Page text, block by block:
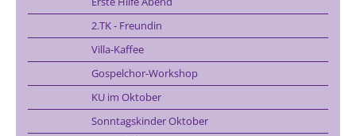
2.TK - Freundin
Villa-Kaffee
Gospelchor-Workshop
KU im Oktober
Sonntagskinder Oktober